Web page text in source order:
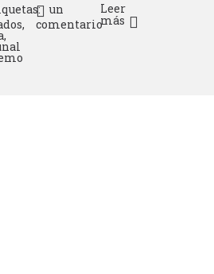
,
,
un
comentario
Leer
más